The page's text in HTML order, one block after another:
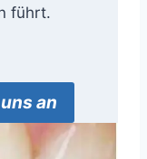
führt.
an